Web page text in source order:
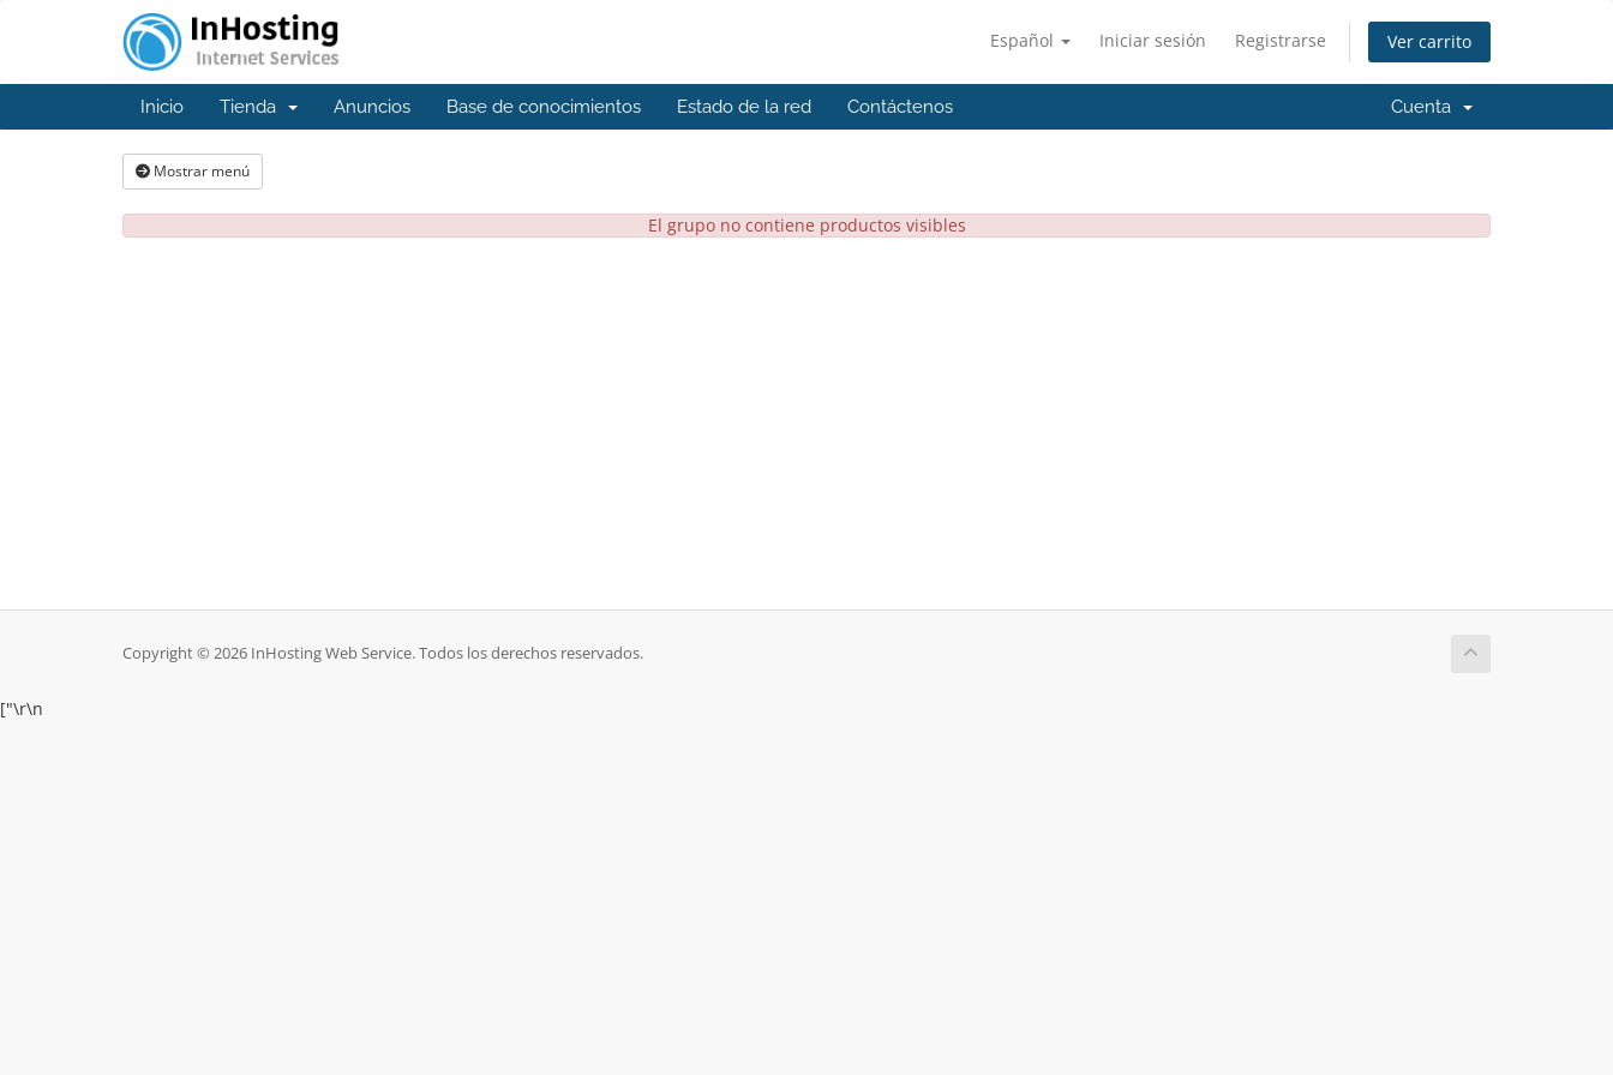
Español Iniciar sesión Registrarse Ver carrito
Inicio Tienda Anuncios Base de conocimientos Estado de la red Contáctenos Cuenta
Mostrar menú
El grupo no contiene productos visibles
Copyright © 2026 InHosting Web Service. Todos los derechos reservados.
["\r\n